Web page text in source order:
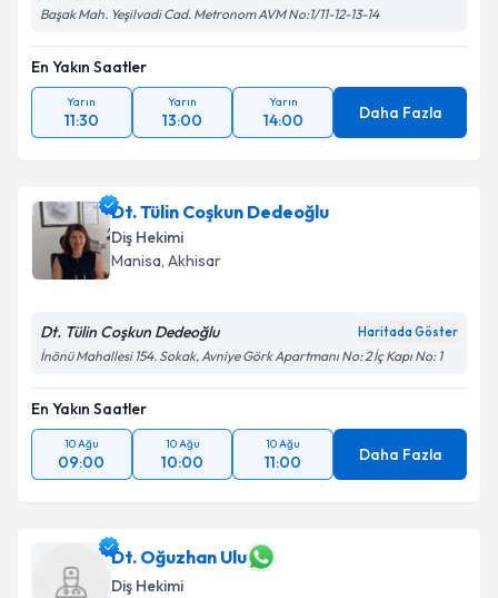
Başak Mah. Yeşilvadi Cad. Metronom AVM No:1/11-12-13-14
En Yakın Saatler
Yarın
11:30
Yarın
13:00
Yarın
14:00 Daha Fazla
Dt. Tülin Coşkun Dedeoğlu
Diş Hekimi
Manisa, Akhisar
Dt. Tülin Coşkun Dedeoğlu Haritada Göster
İnönü Mahallesi 154. Sokak, Avniye Görk Apartmanı No: 2 İç Kapı No: 1
En Yakın Saatler
10 Ağu
09:00
10 Ağu
10:00
10 Ağu
11:00 Daha Fazla
Dt. Oğuzhan Ulu
Diş Hekimi